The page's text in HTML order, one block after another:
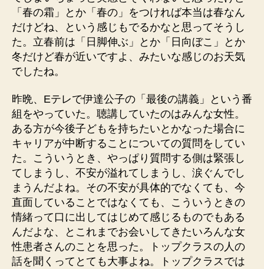
「春の霜」とか「春の」をつければ本当は春なん
だけどね、という感じもでるかなと思ってそうし
た。立春前は「日脚伸ぶ」とか「日向ぼこ」とか
冬だけど春が近いですよ、みたいな感じのお天気
でしたね。
昨晩、Eテレで伊達公子の「最後の講義」という番
組をやっていた。聴講していたのはみんな女性。
ある方が今後子どもを持ちたいとかなった場合に
キャリアが中断することについての質問をしてい
た。こういうとき、やっぱり質問する側は緊張し
てしまうし、不安が溢れてしまうし、涙ぐんでし
まうんだよね。その不安が具体的でなくても、今
直面していることではなくても、こういうときの
情緒って口に出してはじめて感じるものでもある
んだよな、とこれまでお会いしてきたいろんな女
性患者さんのことを思った。トップクラスの人の
話を聞くってとても大事よね。トップクラスでは